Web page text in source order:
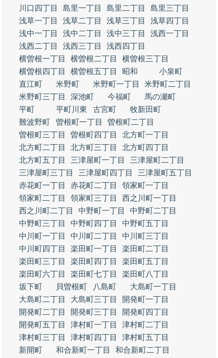
川口四丁目
島里一丁目 島里二丁目
島里三丁目
浅草一丁目
浅草二丁目 浅草三丁目
浅草四丁目
浅中一丁目
浅中二丁目 浅中三丁目
浅西一丁目
浅西二丁目
浅西三丁目
浅西四丁目
横曽根一丁目
横曽根二丁目
横曽根三丁目
横曽根四丁目
横曽根五丁目 昭和
小泉町
直江町
米野町 米野町一丁目
米野町二丁目
米野町三丁目
深池町 今福町
馬の瀬町
平町
平町川東 古宮町
牧新田町
難波野町
曽根町一丁目
曽根町二丁目
曽根町三丁目
曽根町四丁目
北方町一丁目
北方町二丁目
北方町三丁目
北方町四丁目
北方町五丁目
三津屋町一丁目
三津屋町二丁目
三津屋町三丁目
三津屋町四丁目
三津屋町五丁目
赤花町一丁目
赤花町二丁目
領家町一丁目
領家町二丁目
領家町三丁目
西之川町一丁目
西之川町二丁目
中野町一丁目
中野町二丁目
中野町三丁目
中野町四丁目
中野町五丁目
中川町一丁目
中川町二丁目
中川町三丁目
中川町四丁目
楽田町一丁目
楽田町二丁目
楽田町三丁目
楽田町四丁目
楽田町五丁目
楽田町六丁目
楽田町七丁目
楽田町八丁目
坂下町
貝曽根町 八島町
大島町一丁目
大島町二丁目
大島町三丁目
開発町一丁目
開発町二丁目
開発町三丁目
開発町四丁目
開発町五丁目
津村町一丁目
津村町二丁目
津村町三丁目
津村町四丁目
津村町五丁目
新開町
和合新町一丁目
和合新町二丁目